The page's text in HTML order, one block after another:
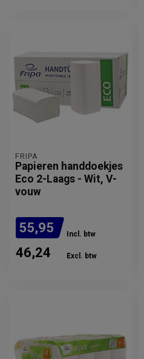
FRIPA
Papieren handdoekjes
Eco 2-Laags - Wit, V-
vouw
55,95 Incl. btw
46,24 Excl. btw